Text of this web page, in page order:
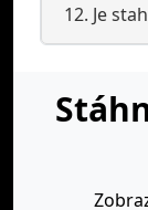
12. Je